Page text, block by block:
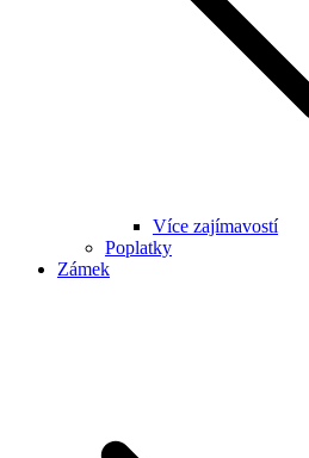
Více zajímavostí
Poplatky
Zámek